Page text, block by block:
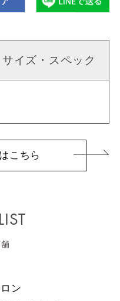
サイズ・スペック
こちら
ン